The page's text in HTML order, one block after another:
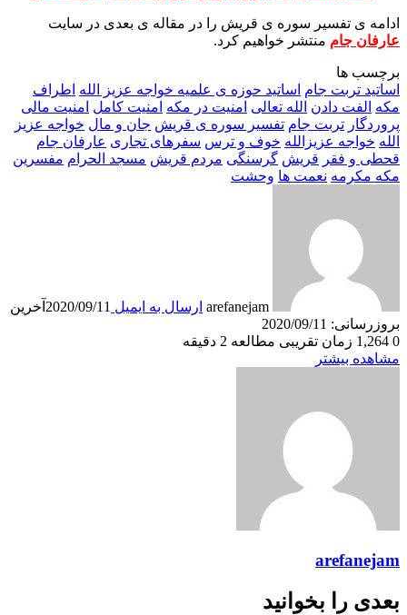
ادامه ی تفسیر سوره ی قریش را در مقاله ی بعدی در سایت
عارفان جام منتشر خواهیم کرد.
برچسب ها
اساتید تربت جام اساتید حوزه ی علمیه خواجه عزیز الله اطراف
مکه الفت دادن الله تعالی امنیت در مکه امنیت کامل امنیت مالی
پروردگار تربت جام تفسیر سوره ی قریش جان و مال خواجه عزیز
الله خواجه عزیزالله خوف و ترس سفرهای تجاری عارفان جام
قحطی و فقر قریش گرسنگی مردم قریش مسجد الحرام مفسرین
مکه مکرمه نعمت ها وحشت
arefanejam ارسال به ایمیل 2020/09/11 آخرین
بروزرسانی: 2020/09/11
0
زمان تقریبی مطالعه 2 دقیقه
مشاهده بیشتر
arefanejam
بعدی را بخوانید